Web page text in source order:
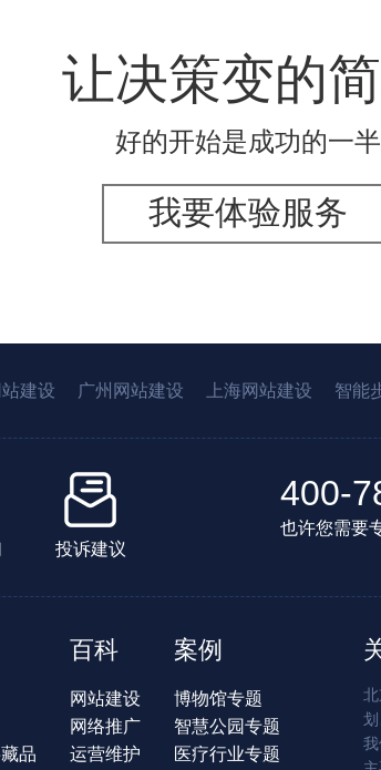
让决策变的
好的开始是成功的一半
我要体验服务
建设 广州网站建设 上海网站建设 智能
投诉建议
400-
也许您需要
品
百科
网站建设
网络推广
运营维护
案例
博物馆专题
智慧公园专题
医疗行业专题